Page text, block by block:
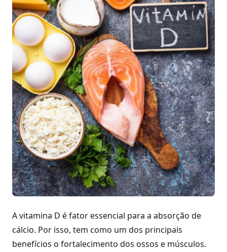
A vitamina D é fator essencial para a absorção de
cálcio. Por isso, tem como um dos principais
benefícios o fortalecimento dos ossos e músculos.